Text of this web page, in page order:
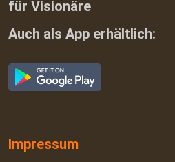
für Visionäre
Auch als App erhältlich:
Impressum